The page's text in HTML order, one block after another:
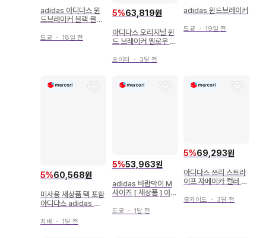
adidas 아디다스 윈
드브레이커 블랙 올리
도쿄 ・ 18일 전
5%63,819원
아디다스 오리지널 윈
드 브레이커 옐로우 그
오이타・ 3달 전
adidas 윈드브레이커
도쿄 ・ 19일 전
5%60,568원
미사용 새상품 택 포함
아디다스 adidas 바
지바 ・ 1달 전
5%53,963원
adidas 바람막이 M
사이즈 [ 새상품 ] 아디
도쿄 ・ 1달 전
5%69,293원
아디다스 쓰리 스트라
이프 자메이카 컬러 윈
홋카이도 ・ 3달 전